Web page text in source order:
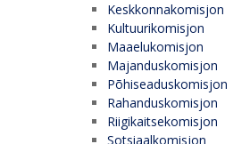
Keskkonnakomisjon
Kultuurikomisjon
Maaelukomisjon
Majanduskomisjon
Põhiseaduskomisjon
Rahanduskomisjon
Riigikaitsekomisjon
Sotsiaalkomisjon